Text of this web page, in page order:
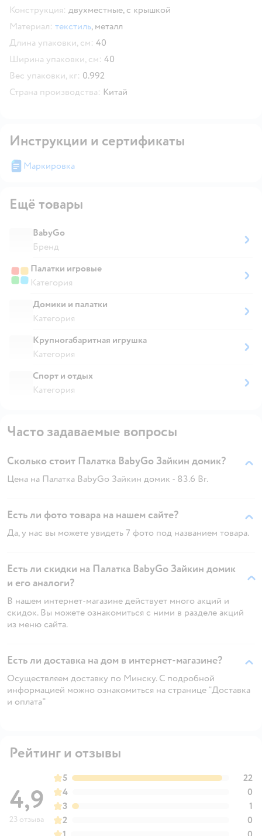
Конструкция: двухместные, с крышкой
Материал: текстиль, металл
Длина упаковки, см: 40
Ширина упаковки, см: 40
Вес упаковки, кг: 0.992
Страна производства: Китай
Инструкции и сертификаты
Маркировка
Ещё товары
BabyGo
Бренд
Палатки игровые
Категория
Домики и палатки
Категория
Крупногабаритная игрушка
Категория
Спорт и отдых
Категория
Часто задаваемые вопросы
Сколько стоит Палатка BabyGo Зайкин домик?
Цена на Палатка BabyGo Зайкин домик - 83.6 Br.
Есть ли фото товара на нашем сайте?
Да, у нас вы можете увидеть 7 фото под названием товара.
Есть ли скидки на Палатка BabyGo Зайкин домик
и его аналоги?
В нашем интернет-магазине действует много акций и
скидок. Вы можете ознакомиться с ними в разделе акций
из меню сайта.
Есть ли доставка на дом в интернет-магазине?
Осуществляем доставку по Минску. С подробной
информацией можно ознакомиться на странице "Доставка
и оплата"
Рейтинг и отзывы
4,9
23 отзыва
5
22
4
0
3
1
2
0